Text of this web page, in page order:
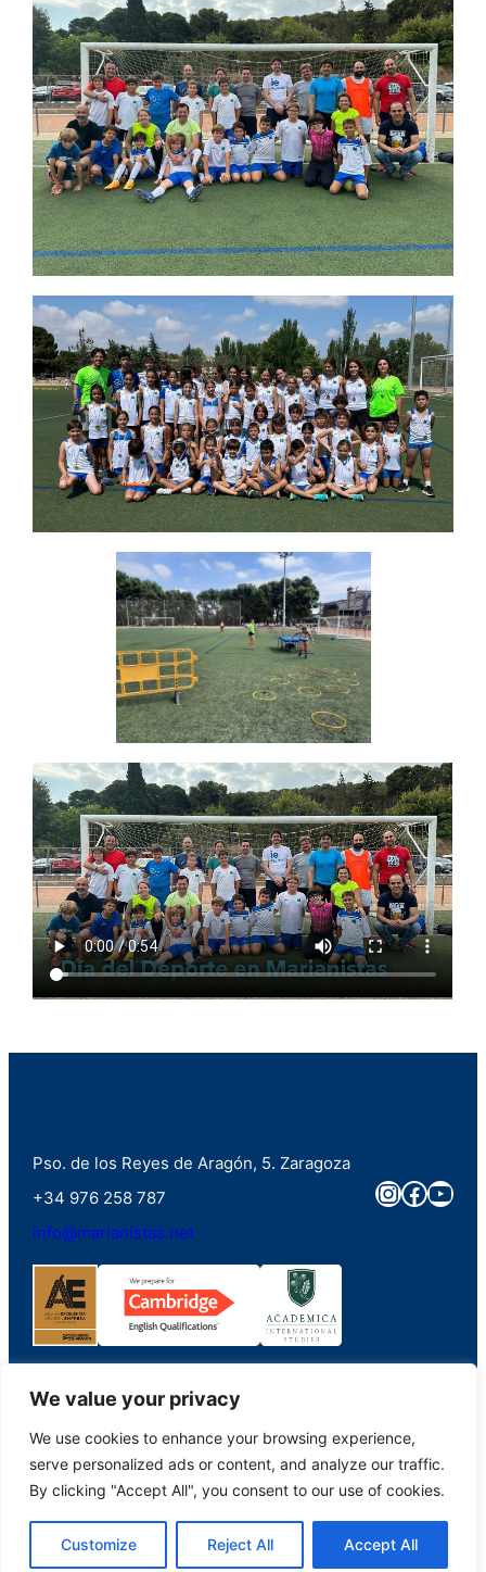
We value your privacy
We use cookies to enhance your browsing experience,
serve personalized ads or content, and analyze our traffic.
By clicking "Accept All", you consent to our use of cookies.
Customize Reject All Accept All
Pso. de los Reyes de Aragón, 5. Zaragoza
+34 976 258 787
info@marianistas.net
©2023. Colegio Santa Maria del Pilar Marianistas (Zaragoza). Derechos
Cookies